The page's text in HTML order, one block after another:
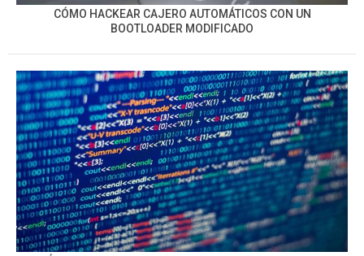
CÓMO HACKEAR CAJERO AUTOMÁTICOS CON UN
BOOTLOADER MODIFICADO